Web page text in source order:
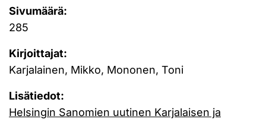
Sivumäärä:
285
Kirjoittajat:
Karjalainen, Mikko, Mononen, Toni
Lisätiedot:
Helsingin Sanomien uutinen Karjalaisen ja